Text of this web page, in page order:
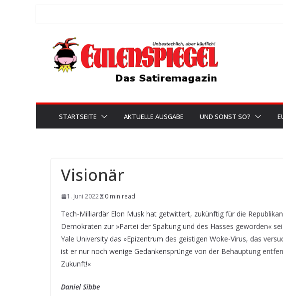
springen
STARTSEITE AKTUELLE AUSGABE UND SONST SO?
Visionär
1. Juni 2022 0 min read
Tech-Milliardär Elon Musk hat getwittert, zukünftig für die
Demokraten zur »Partei der Spaltung und des Hasses geworden«
Yale University das »Epizentrum des geistigen Woke-Virus, das
ist er nur noch wenige Gedankensprünge von der Behauptung
Zukunft!«
Daniel Sibbe